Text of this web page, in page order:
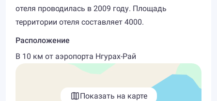
отеля проводилась в 2009 году. Площадь
территории отеля составляет 4000.
Расположение
В 10 км от аэропорта Нгурах-Рай
Показать на карте